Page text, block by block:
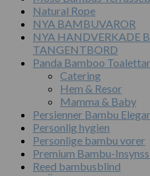
Natural Rope
NYA BAMBUVAROR
NYA HANDVERKADE
TANGENTBORD
Panda Bamboo
Catering
Hem & Resor
Mamma & Baby
Persienner Bambu
Personlig hygien
Personlige bambu vorer
Premium Bambu-
Reed bambusblind